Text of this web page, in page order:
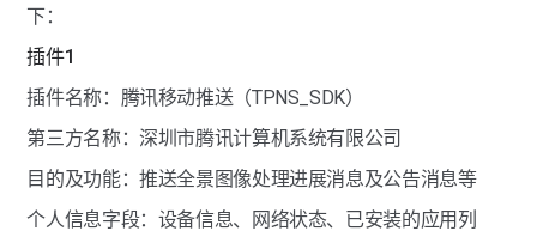
下：
插件1
插件名称：腾讯移动推送（TPNS_SDK）
第三方名称：深圳市腾讯计算机系统有限公司
目的及功能：推送全景图像处理进展消息及公告消息等
个人信息字段：设备信息、网络状态、已安装的应用列